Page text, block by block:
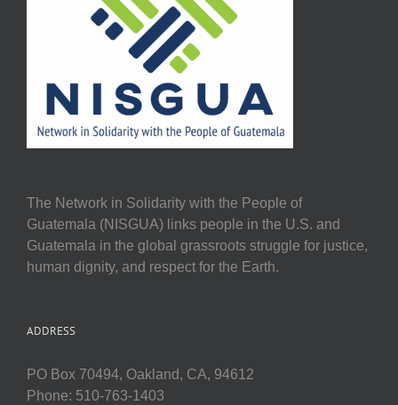
The Network in Solidarity with the People of
Guatemala (NISGUA) links people in the U.S. and
Guatemala in the global grassroots struggle for justice,
human dignity, and respect for the Earth.
ADDRESS
PO Box 70494, Oakland, CA, 94612
Phone: 510-763-1403